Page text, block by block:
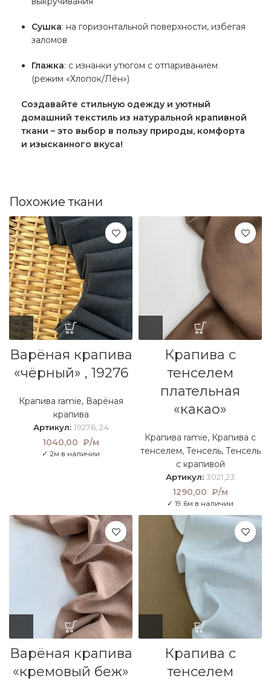
Сушка: на горизонтальной поверхности, избегая
заломов
Глажка: с изнанки утюгом с отпариванием
(режим «Хлопок/Лён»)
Создавайте стильную одежду и уютный
домашний текстиль из натуральной крапивной
ткани – это выбор в пользу природы, комфорта
и изысканного вкуса!
Похожие ткани
Варёная крапива
«чёрный» , 19276
Крапива ramie, Варёная
крапива
Артикул: 19276, 24
1040,00 ₽/м
✓ 2м в наличии
Крапива с
тенселем
плательная
«какао»
Крапива ramie, Крапива с
тенселем, Тенсель, Тенсель
с крапивой
Артикул: 3021,23
1290,00 ₽/м
✓ 19.6м в наличии
Варёная крапива
«кремовый беж»
Крапива с
тенселем